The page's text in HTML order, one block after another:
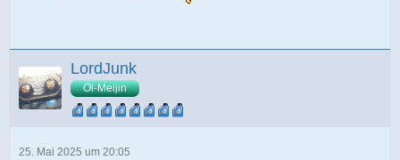
LordJunk
Öl-Meijin
25. Mai 2025 um 20:05